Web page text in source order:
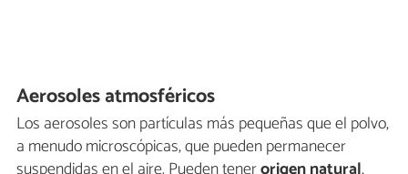
Aerosoles atmosféricos
Los aerosoles son partículas más pequeñas que el polvo,
a menudo microscópicas, que pueden permanecer